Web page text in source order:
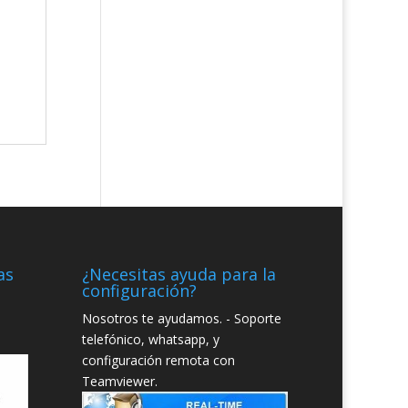
¿Necesitas ayuda para la
configuración?
Nosotros te ayudamos. - Soporte
telefónico, whatsapp, y
configuración remota con
Teamviewer.